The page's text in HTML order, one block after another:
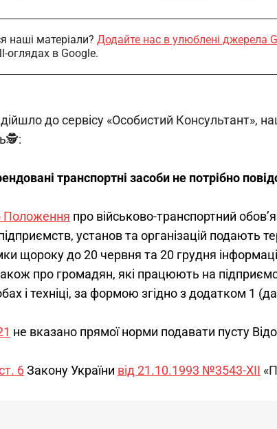
наші матеріали? Додайте нас в улюблені джерела
оглядах в Google.
до сервісу «Особистий Консультант»,
транспортні засоби не потрібно
Положення про військово-транспортний
установ та організацій подають
щороку до 20 червня та 20 грудня
про громадян, які працюють на
і техніці, за формою згідно з додатком 1
не вказано прямої норми подавати пусту
6 Закону України від 21.10.1993 №3543-XII